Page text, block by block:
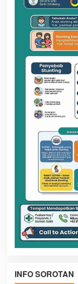
INFO SOROTAN